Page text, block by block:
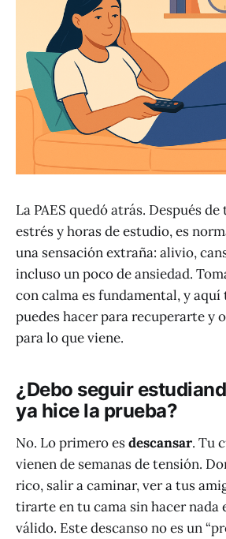
La PAES quedó atrás. Después
estrés y horas de estudio, es
una sensación extraña: alivio,
incluso un poco de ansiedad.
con calma es fundamental, y
puedes hacer para recuperarte y
para lo que viene.
¿Debo seguir
ya hice la prueba?
No. Lo primero esdescansar. Tu
vienen de semanas de tensión.
rico, salir a caminar, ver a tus
tirarte en tu cama sin hacer nada
válido. Este descanso no es un